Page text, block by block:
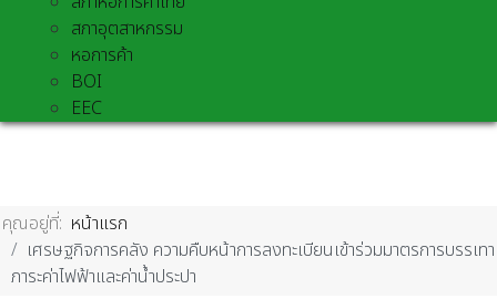
สภาอุตสาหกรรม
หอการค้า
BOI
EEC
คุณอยู่ที่: หน้าแรก
เศรษฐกิจการคลัง ความคืบหน้าการลงทะเบียนเข้าร่วมมาตรการบรรเทา
ภาระค่าไฟฟ้าและค่าน้ำประปา